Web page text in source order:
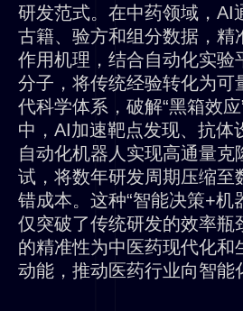
研发范式。在中药领域，AI
古籍、验方和组分数据，精
作用机理，结合自动化实验
分子，将传统经验转化为可
代科学体系，破解“黑箱效
中，AI加速靶点发现、抗体
自动化机器人实现高通量克
试，将数年研发周期压缩至
错成本。这种“智能决策+机
仅突破了传统研发的效率瓶
的精准性为中医药现代化和
动能，推动医药行业向智能